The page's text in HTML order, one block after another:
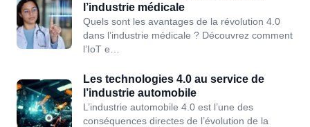
l’industrie médicale
Quels sont les avantages de la révolution 4.0
dans l’industrie médicale ? Découvrez comment
l’IoT e…
Les technologies 4.0 au service de
l’industrie automobile
L’industrie automobile 4.0 est l’une des
conséquences directes de l’évolution de la